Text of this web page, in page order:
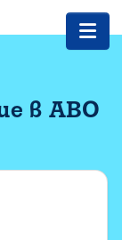
в АВО